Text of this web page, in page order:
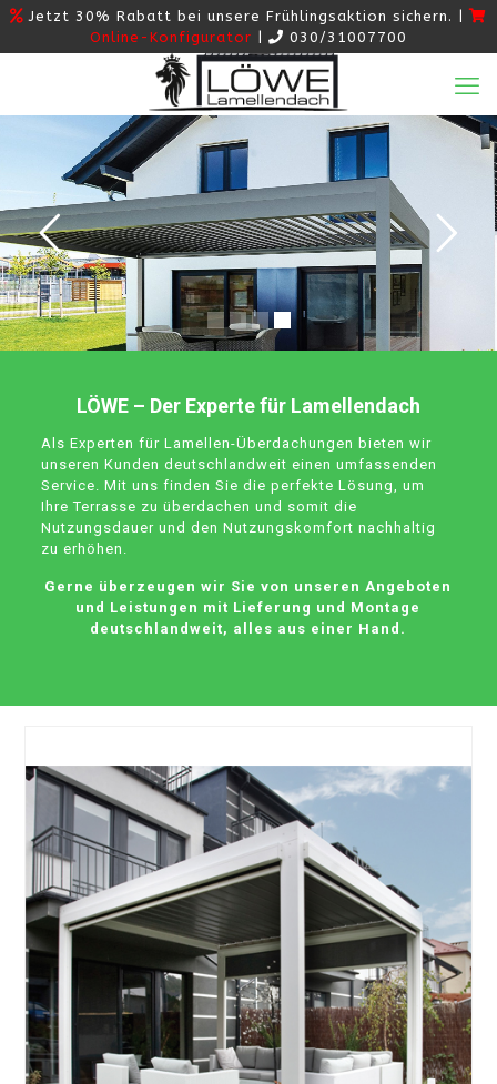
Jetzt 30% Rabatt bei unsere Frühlingsaktion sichern. |
Online-Konfigurator
030/31007700
LÖWE – Der Experte für Lamellendach
Als Experten für Lamellen-Überdachungen bieten wir
unseren Kunden deutschlandweit einen umfassenden
Service. Mit uns finden Sie die perfekte Lösung, um
Ihre Terrasse zu überdachen und somit die
Nutzungsdauer und den Nutzungskomfort nachhaltig
zu erhöhen.
Gerne überzeugen wir Sie von unseren Angeboten
und Leistungen mit Lieferung und Montage
deutschlandweit, alles aus einer Hand.